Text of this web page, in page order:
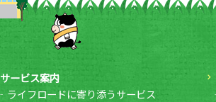
サービス案内
ライフロードに寄り添うサービス